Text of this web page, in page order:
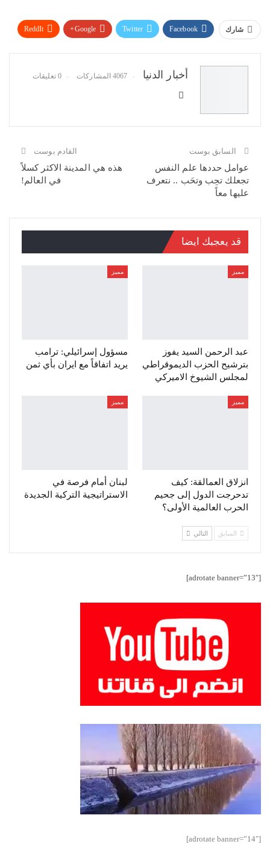
شارك Facebook
Twitter
Google+
ReddIt
أخبار الدنيا 4067 المشاركات 0 تعليقات
السابق بوست
عوامل حددها علم النفس
تجعلك تحِب وتحَب .. نتعرف
عليها معاً
القادم بوست
هذه هي المدينة الاكثر كسلاً
في العالم!
قد يعجبك ايضا
مميز
عبد الرحمن السيد يفوز
بترشيح الحزب الديموقراطي
لمجلس الشيوخ الاميركي
مميز
مسؤول إسرائيلي: ترامب
يريد اتفاقاً مع ايران بأي ثمن
مميز
انزلاق العمالقة: كيف
تدحرجت الدول إلى جحيم
الحرب العالمية الأولى؟
مميز
لبنان أمام فرصة في
الاستراتيجية التركية الجديدة
السابق التالي
[adrotate banner=”13″]
[adrotate banner=”14″]